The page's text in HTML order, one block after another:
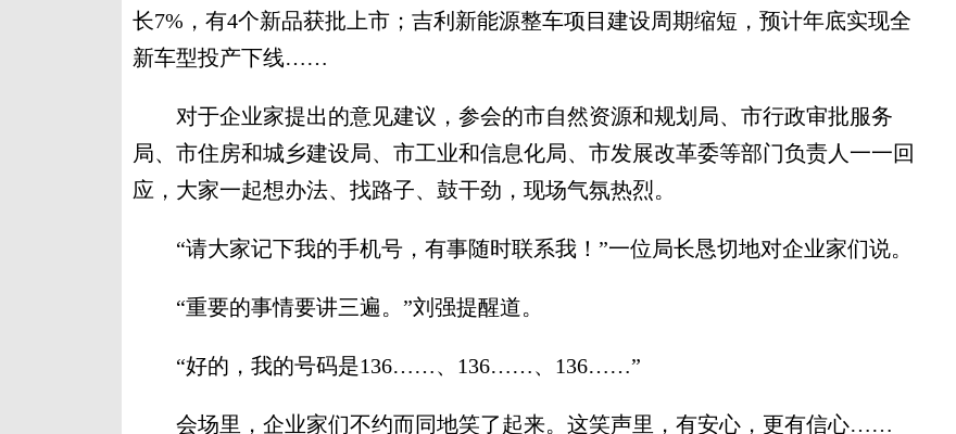
长7%，有4个新品获批上市；吉利新能源整车项目建设周期缩短，预计年底实现全
新车型投产下线……
对于企业家提出的意见建议，参会的市自然资源和规划局、市行政审批服务
局、市住房和城乡建设局、市工业和信息化局、市发展改革委等部门负责人一一回
应，大家一起想办法、找路子、鼓干劲，现场气氛热烈。
“请大家记下我的手机号，有事随时联系我！”一位局长恳切地对企业家们说。
“重要的事情要讲三遍。”刘强提醒道。
“好的，我的号码是136……、136……、136……”
会场里，企业家们不约而同地笑了起来。这笑声里，有安心，更有信心……